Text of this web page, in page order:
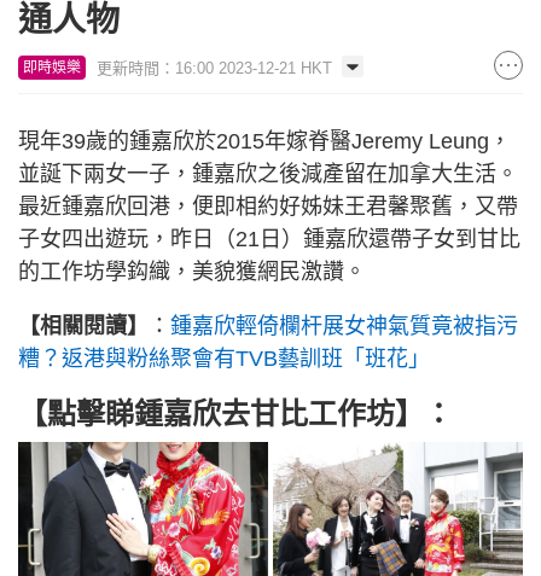
通人物
即時娛樂 更新時間：16:00 2023-12-21 HKT
現年39歲的鍾嘉欣於2015年嫁脊醫Jeremy Leung，
並誕下兩女一子，鍾嘉欣之後減產留在加拿大生活。
最近鍾嘉欣回港，便即相約好姊妹王君馨聚舊，又帶
子女四出遊玩，昨日（21日）鍾嘉欣還帶子女到甘比
的工作坊學鈎織，美貌獲網民激讚。
【相關閱讀】 ： 鍾嘉欣輕倚欄杆展女神氣質竟被指污
糟？返港與粉絲聚會有TVB藝訓班「班花」
【點擊睇鍾嘉欣去甘比工作坊】：